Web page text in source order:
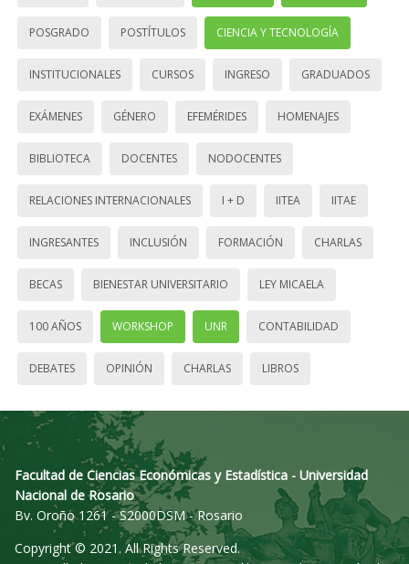
POSGRADO POSTÍTULOS CIENCIA Y TECNOLOGÍA
INSTITUCIONALES CURSOS INGRESO GRADUADOS
EXÁMENES GÉNERO EFEMÉRIDES HOMENAJES
BIBLIOTECA DOCENTES NODOCENTES
RELACIONES INTERNACIONALES I + D IITEA IITAE
INGRESANTES INCLUSIÓN FORMACIÓN CHARLAS
BECAS BIENESTAR UNIVERSITARIO LEY MICAELA
100 AÑOS WORKSHOP UNR CONTABILIDAD
DEBATES OPINIÓN CHARLAS LIBROS
Facultad de Ciencias Económicas y Estadística - Universidad
Nacional de Rosario
Bv. Oroño 1261 - S2000DSM - Rosario
Copyright © 2021. All Rights Reserved.